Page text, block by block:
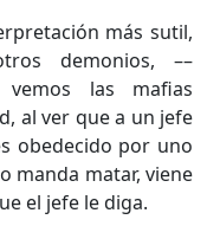
más sutil,
demonios, ––
vemos las mafias
al ver que a un jefe
obedecido por uno
manda matar, viene
el jefe le diga.